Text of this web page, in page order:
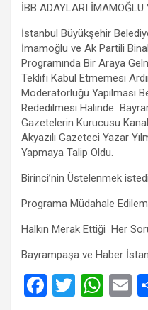
İBB ADAYLARI İMAMOĞLU
İstanbul Büyükşehir
İmamoğlu ve Ak Partili Binali
Programında Bir Araya
Teklifi Kabul Etmemesi
Moderatörlüğü Yapılması
Rededilmesi Halinde
Gazetelerin Kurucusu
Akyazılı Gazeteci Yazar
Yapmaya Talip Oldu.
Birinci’nin Üstelenmek
Programa Müdahale
Halkın Merak Ettiği Her
Bayrampaşa ve Haber
F
T
W E